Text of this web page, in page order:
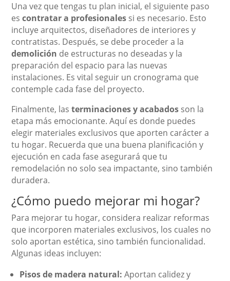
Una vez que tengas tu plan inicial, el siguiente paso
escontratar a profesionales si es necesario. Esto
incluye arquitectos, diseñadores de interiores y
contratistas. Después, se debe proceder a la
demolición de estructuras no deseadas y la
preparación del espacio para las nuevas
instalaciones. Es vital seguir un cronograma que
contemple cada fase del proyecto.
Finalmente, lasterminaciones y acabados son la
etapa más emocionante. Aquí es donde puedes
elegir materiales exclusivos que aporten carácter a
tu hogar. Recuerda que una buena planificación y
ejecución en cada fase asegurará que tu
remodelación no solo sea impactante, sino también
duradera.
¿Cómo puedo mejorar mi hogar?
Para mejorar tu hogar, considera realizar reformas
que incorporen materiales exclusivos, los cuales no
solo aportan estética, sino también funcionalidad.
Algunas ideas incluyen:
Pisos de madera natural: Aportan calidez y